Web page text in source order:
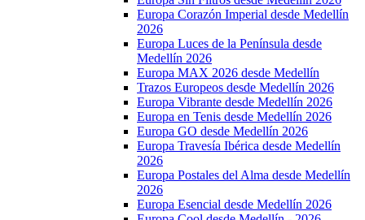
Europa Corazón Imperial desde Medellín
2026
Europa Luces de la Península desde
Medellín 2026
Europa MAX 2026 desde Medellín
Trazos Europeos desde Medellín 2026
Europa Vibrante desde Medellín 2026
Europa en Tenis desde Medellín 2026
Europa GO desde Medellín 2026
Europa Travesía Ibérica desde Medellín
2026
Europa Postales del Alma desde Medellín
2026
Europa Esencial desde Medellín 2026